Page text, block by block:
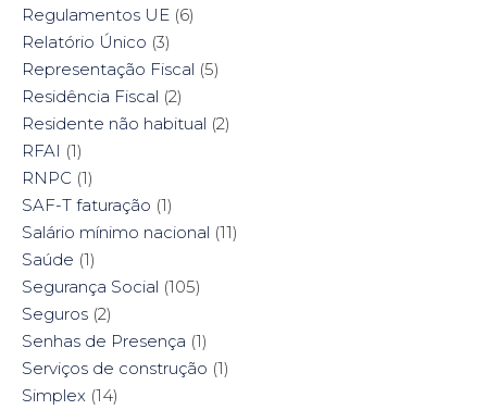
Regulamentos UE (6)
Relatório Único (3)
Representação Fiscal (5)
Residência Fiscal (2)
Residente não habitual (2)
RFAI (1)
RNPC (1)
SAF-T faturação (1)
Salário mínimo nacional (11)
Saúde (1)
Segurança Social (105)
Seguros (2)
Senhas de Presença (1)
Serviços de construção (1)
Simplex (14)